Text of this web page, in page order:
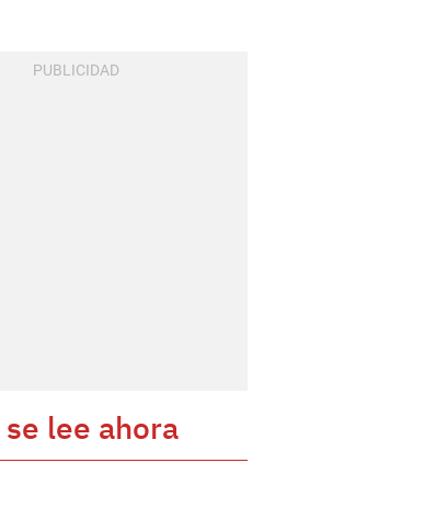
lee ahora